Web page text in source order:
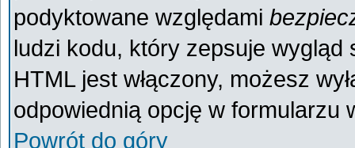
podyktowane względami
ludzi kodu, który zepsuje wygląd
HTML jest włączony, możesz
odpowiednią opcję w formularzu
Powrót do góry